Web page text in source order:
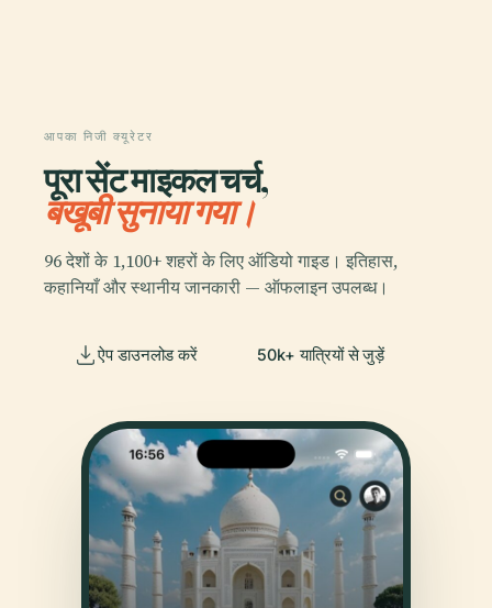
आपका निजी क्यूरेटर
पूरा सेंट माइकल चर्च,
बखूबी सुनाया गया।
96 देशों के 1,100+ शहरों के लिए ऑडियो गाइड। इतिहास,
कहानियाँ और स्थानीय जानकारी — ऑफलाइन उपलब्ध।
ऐप डाउनलोड करें 50k+ यात्रियों से जुड़ें